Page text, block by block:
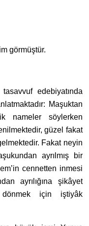
görmüştür.
edebiyatında
Maşuktan
nameler söylerken
güzel fakat
Fakat neyin
ayrılmış bir
cennetten inmesi
ayrılığına şikâyet
için iştiyâk